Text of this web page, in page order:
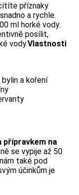
příznaky
a rychle.
ml horké vody.
posílit,
vody.Vlastnosti
a koření
přípravkem na
se vypije až 50
také pod
účinkům je